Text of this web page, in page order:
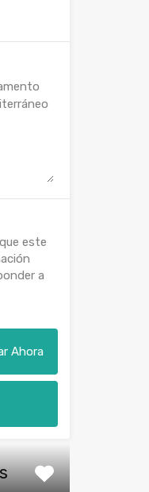
este
a
Ahora